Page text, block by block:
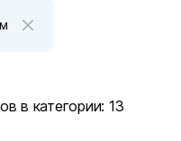
в категории: 13